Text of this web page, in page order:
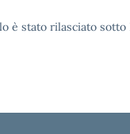
è stato rilasciato